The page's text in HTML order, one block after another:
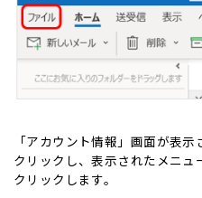
「アカウント情報」画面が表
クリックし、表示されたメニ
クリックします。